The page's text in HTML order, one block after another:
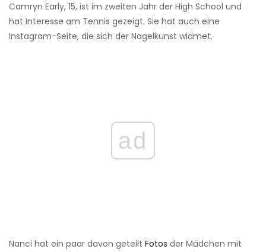
Camryn Early, 15, ist im zweiten Jahr der High School und
hat Interesse am Tennis gezeigt. Sie hat auch eine
Instagram-Seite, die sich der Nagelkunst widmet.
ad
Nanci hat ein paar davon geteilt Fotos der Mädchen mit